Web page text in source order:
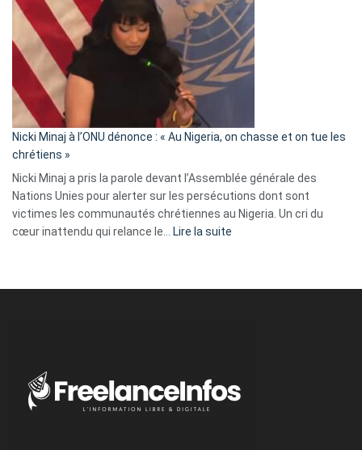
exulte
« Zemmour
a
tout
parle
ses
tripes »
Nicki Minaj à l’ONU dénonce : « Au Nigeria, on chasse et on tue les
chrétiens »
Nicki Minaj a pris la parole devant l’Assemblée générale des
Nations Unies pour alerter sur les persécutions dont sont
victimes les communautés chrétiennes au Nigeria. Un cri du
cœur inattendu qui relance le… Lire la suite
Nigeria,